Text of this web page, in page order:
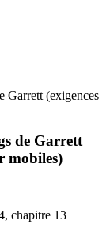
Garrett (exigences
de Garrett
mobiles)
chapitre 13